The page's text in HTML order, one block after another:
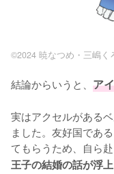
©2024 暁なつめ・三嶋く
結論からいうと、 ア
実はアクセルがある
ました。友好国であ
てもらうため、自ら
王子の結婚の話が浮上